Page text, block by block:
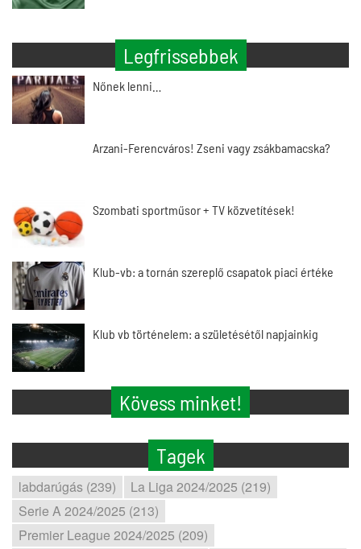
Legfrissebbek
Nőnek lenni…
Arzani-Ferencváros! Zseni vagy zsákbamacska?
Szombati sportműsor + TV közvetítések!
Klub-vb: a tornán szereplő csapatok piaci értéke
Klub vb történelem: a születésétől napjainkig
Kövess minket!
Tagek
labdarúgás (239)
La Liga 2024/2025 (219)
Serie A 2024/2025 (213)
Premier League 2024/2025 (209)